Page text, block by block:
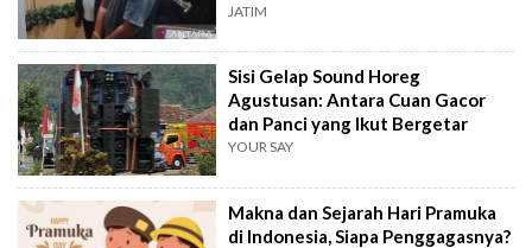
JATIM
Sisi Gelap Sound Horeg
Agustusan: Antara Cuan Gacor
dan Panci yang Ikut Bergetar
YOUR SAY
Makna dan Sejarah Hari Pramuka
di Indonesia, Siapa Penggagasnya?